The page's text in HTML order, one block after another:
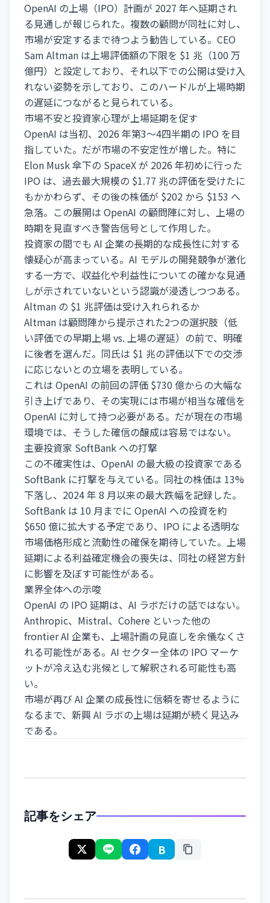
OpenAI の上場（IPO）計画が 2027 年へ延期され
る見通しが報じられた。複数の顧問が同社に対し、
市場が安定するまで待つよう勧告している。CEO
Sam Altman は上場評価額の下限を $1 兆（100 万
億円）と設定しており、それ以下での公開は受け入
れない姿勢を示しており、このハードルが上場時期
の遅延につながると見られている。
市場不安と投資家心理が上場延期を促す
OpenAI は当初、2026 年第3～4四半期の IPO を目
指していた。だが市場の不安定性が増した。特に
Elon Musk 傘下の SpaceX が 2026 年初めに行った
IPO は、過去最大規模の $1.77 兆の評価を受けたに
もかかわらず、その後の株価が $202 から $153 へ
急落。この展開は OpenAI の顧問陣に対し、上場の
時期を見直すべき警告信号として作用した。
投資家の間でも AI 企業の長期的な成長性に対する
懐疑心が高まっている。AI モデルの開発競争が激化
する一方で、収益化や利益性についての確かな見通
しが示されていないという認識が浸透しつつある。
Altman の $1 兆評価は受け入れられるか
Altman は顧問陣から提示された2つの選択肢（低
い評価での早期上場 vs. 上場の遅延）の前で、明確
に後者を選んだ。同氏は $1 兆の評価以下での交渉
に応じないとの立場を表明している。
これは OpenAI の前回の評価 $730 億からの大幅な
引き上げであり、その実現には市場が相当な確信を
OpenAI に対して持つ必要がある。だが現在の市場
環境では、そうした確信の醸成は容易ではない。
主要投資家 SoftBank への打撃
この不確実性は、OpenAI の最大級の投資家である
SoftBank に打撃を与えている。同社の株価は 13%
下落し、2024 年 8 月以来の最大跌幅を記録した。
SoftBank は 10 月までに OpenAI への投資を約
$650 億に拡大する予定であり、IPO による透明な
市場価格形成と流動性の確保を期待していた。上場
延期による利益確定機会の喪失は、同社の経営方針
に影響を及ぼす可能性がある。
業界全体への示唆
OpenAI の IPO 延期は、AI ラボだけの話ではない。
Anthropic、Mistral、Cohere といった他の
frontier AI 企業も、上場計画の見直しを余儀なくさ
れる可能性がある。AI セクター全体の IPO マーケ
ットが冷え込む兆候として解釈される可能性も高
い。
市場が再び AI 企業の成長性に信頼を寄せるように
なるまで、新興 AI ラボの上場は延期が続く見込み
である。
記事をシェア
B